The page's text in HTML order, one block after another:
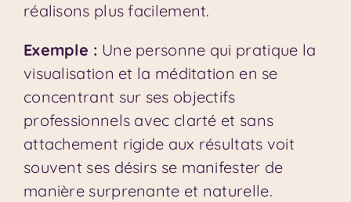
réalisons plus facilement.
Exemple : Une personne qui pratique la
visualisation et la méditation en se
concentrant sur ses objectifs
professionnels avec clarté et sans
attachement rigide aux résultats voit
souvent ses désirs se manifester de
manière surprenante et naturelle.